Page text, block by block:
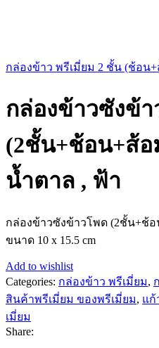
กล่องข้าว พรีเมี่ยม 2 ชั้น (ช้อน
กล่องข้าวซังข้
(2ชั้น+ช้อน+ส้
น้ำตาล , ฟ้า
กล่องข้าวซังข้าวโพด (2ชั้น+ช้
ขนาด 10 x 15.5 cm
Add to wishlist
Categories: กล่องข้าว พรีเมี่ยม,
สินค้าพรีเมี่ยม ของพรีเมี่ยม, แก้
เมี่ยม
Share: